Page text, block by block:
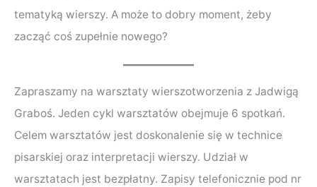
tematyką wierszy. A może to dobry moment, żeby
zacząć coś zupełnie nowego?
Zapraszamy na warsztaty wierszotworzenia z Jadwigą
Graboś. Jeden cykl warsztatów obejmuje 6 spotkań.
Celem warsztatów jest doskonalenie się w technice
pisarskiej oraz interpretacji wierszy. Udział w
warsztatach jest bezpłatny. Zapisy telefonicznie pod nr